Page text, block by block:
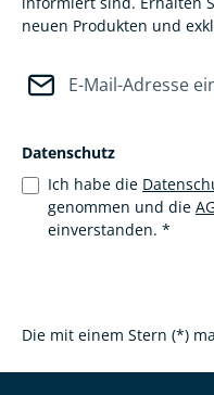
neuen Produkten und
Datenschutz
Ich habe die
genommen und die
einverstanden. *
Die mit einem Stern (*)